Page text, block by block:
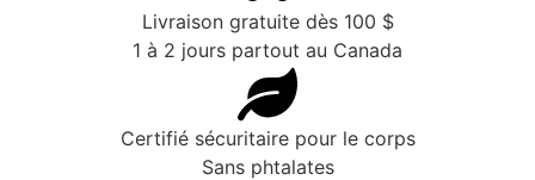
Livraison gratuite dès 100 $
1 à 2 jours partout au Canada
Certifié sécuritaire pour le corps
Sans phtalates